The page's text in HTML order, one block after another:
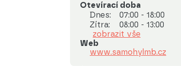
Otevírací doba
Dnes:
07:00 - 18:00
Zítra:
08:00 - 13:00
zobrazit vše
Web
www.samohylmb.cz